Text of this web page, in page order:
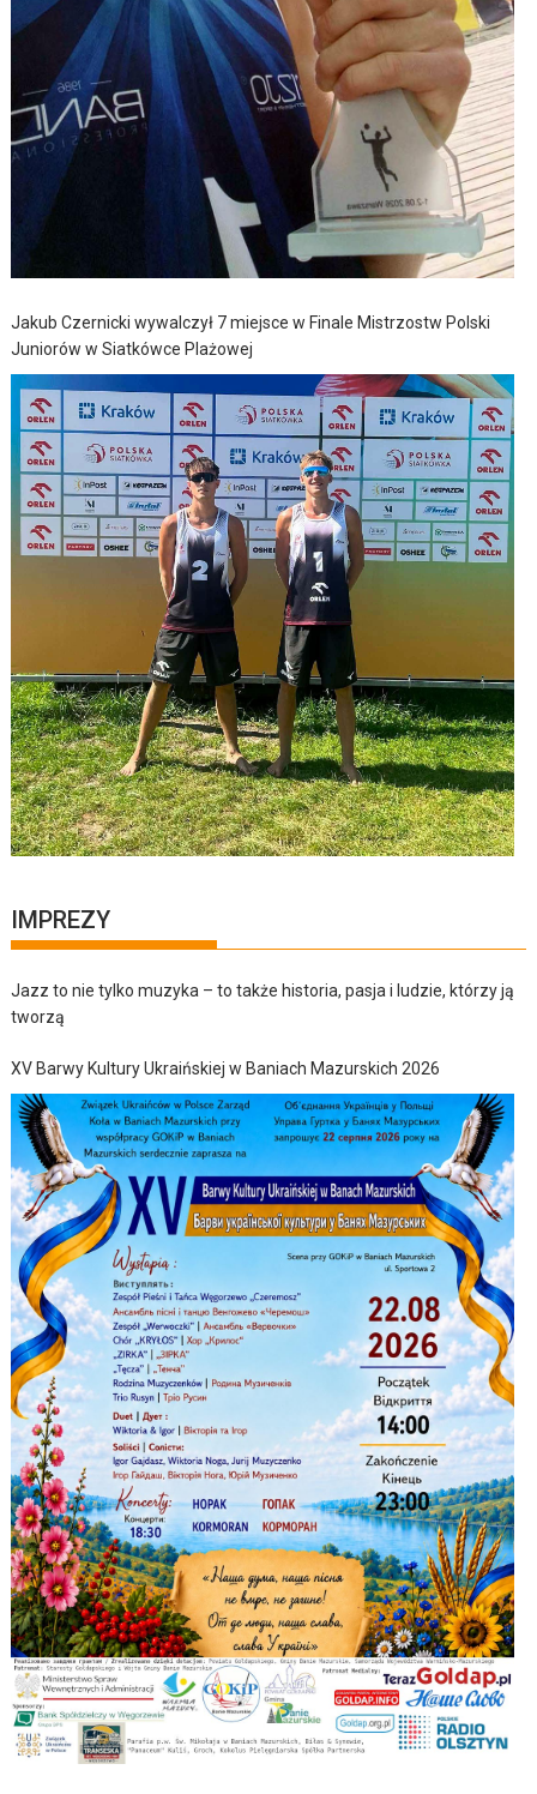
Jakub Czernicki wywalczył 7 miejsce w Finale Mistrzostw Polski
Juniorów w Siatkówce Plażowej
IMPREZY
Jazz to nie tylko muzyka – to także historia, pasja i ludzie, którzy ją
tworzą
XV Barwy Kultury Ukraińskiej w Baniach Mazurskich 2026